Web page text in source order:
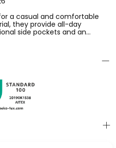
a casual and comfortable
they provide all-day
side pockets and an
neutral design makes them
T-shirts or sweatshirts.
to 10 years, they offer a
An excellent choice for